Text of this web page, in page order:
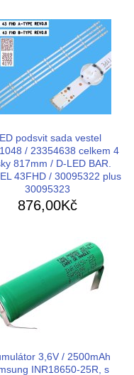
podsvit sada vestel
/ 23354638 celkem 4
817mm / D-LED BAR.
43FHD / 30095322 plus
30095323
876,00Kč
3,6V / 2500mAh
INR18650-25R, s